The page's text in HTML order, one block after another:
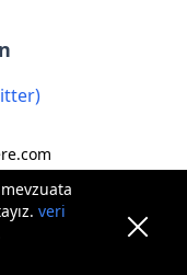
veri